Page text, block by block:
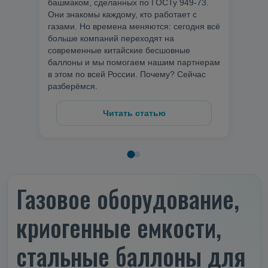
башмаком, сделанных по ГОСТу 949-73.
Они знакомы каждому, кто работает с
газами. Но времена меняются: сегодня всё
больше компаний переходят на
современные китайские бесшовные
баллоны и мы помогаем нашим партнерам
в этом по всей России. Почему? Сейчас
разберёмся.
Читать статью
Газовое оборудование,
криогенные емкости,
стальные баллоны для